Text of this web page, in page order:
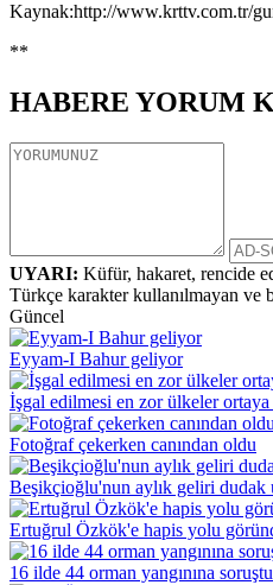
Kaynak:http://www.krttv.com.tr/
**
HABERE YORUM
UYARI: Küfür, hakaret, rencide
Türkçe karakter kullanılmayan ve
Güncel
Eyyam-I Bahur geliyor
İşgal edilmesi en zor ülkeler ortaya
Fotoğraf çekerken canından oldu
Beşikçioğlu'nun aylık geliri dudak
Ertuğrul Özkök'e hapis yolu
16 ilde 44 orman yangınına